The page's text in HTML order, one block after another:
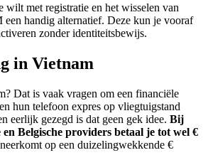
wilt met registratie en het wisselen van
een handig alternatief. Deze kun je vooraf
zonder identiteitsbewijs.
in Vietnam
Dat is vaak vragen om een financiële
hun telefoon expres op vliegtuigstand
eerlijk gezegd is dat geen gek idee. Bij
en Belgische providers betaal je tot wel €
op een duizelingwekkende €